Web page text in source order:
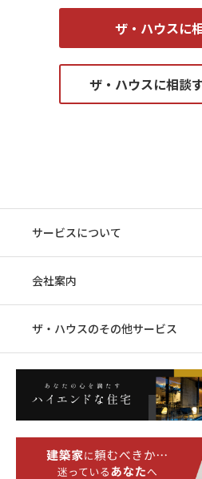
ザ・ハウスに
ザ・ハウスに相談
サービスについて
会社案内
ザ・ハウスのその他サービス